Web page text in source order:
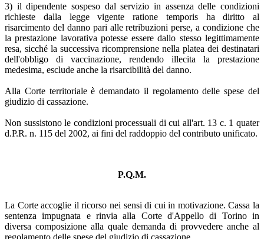
3) il dipendente sospeso dal servizio in assenza delle condizioni
richieste dalla legge vigente ratione temporis ha diritto al
risarcimento del danno pari alle retribuzioni perse, a condizione che
la prestazione lavorativa potesse essere dallo stesso legittimamente
resa, sicché la successiva ricomprensione nella platea dei destinatari
dell'obbligo di vaccinazione, rendendo illecita la prestazione
medesima, esclude anche la risarcibilità del danno.
Alla Corte territoriale è demandato il regolamento delle spese del
giudizio di cassazione.
Non sussistono le condizioni processuali di cui all'art. 13 c. 1 quater
d.P.R. n. 115 del 2002, ai fini del raddoppio del contributo unificato.
P.Q.M.
La Corte accoglie il ricorso nei sensi di cui in motivazione. Cassa la
sentenza impugnata e rinvia alla Corte d'Appello di Torino in
diversa composizione alla quale demanda di provvedere anche al
regolamento delle spese del giudizio di cassazione.